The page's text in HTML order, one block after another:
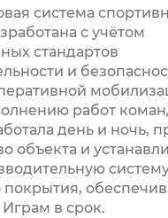
система
с учётом
стандартов
и
работ
день и ночь,
объекта и
покрытия,
Играм в срок.